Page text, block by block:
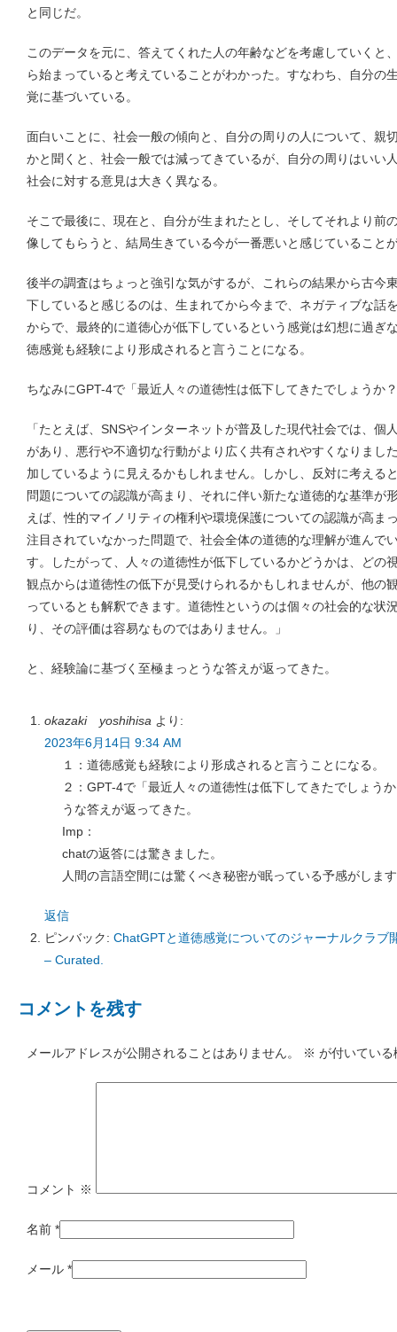
と同じだ。
このデータを元に、答えてくれた人の年齢などを考慮していくと
ら始まっていると考えていることがわかった。すなわち、自分の
覚に基づいている。
面白いことに、社会一般の傾向と、自分の周りの人について、親
かと聞くと、社会一般では減ってきているが、自分の周りはいい
社会に対する意見は大きく異なる。
そこで最後に、現在と、自分が生まれたとし、そしてそれより前
像してもらうと、結局生きている今が一番悪いと感じていること
後半の調査はちょっと強引な気がするが、これらの結果から古今
下していると感じるのは、生まれてから今まで、ネガティブな話
からで、最終的に道徳心が低下しているという感覚は幻想に過ぎ
徳感覚も経験により形成されると言うことになる。
ちなみにGPT-4で「最近人々の道徳性は低下してきたでしょうか
「たとえば、SNSやインターネットが普及した現代社会では、個
があり、悪行や不適切な行動がより広く共有されやすくなりまし
加しているように見えるかもしれません。しかし、反対に考える
問題についての認識が高まり、それに伴い新たな道徳的な基準が
えば、性的マイノリティの権利や環境保護についての認識が高ま
注目されていなかった問題で、社会全体の道徳的な理解が進んで
す。したがって、人々の道徳性が低下しているかどうかは、どの
観点からは道徳性の低下が見受けられるかもしれませんが、他の
っているとも解釈できます。道徳性というのは個々の社会的な状
り、その評価は容易なものではありません。」
と、経験論に基づく至極まっとうな答えが返ってきた。
okazaki yoshihisa より:
2023年6月14日 9:34 AM
１：道徳感覚も経験により形成されると言うことになる。
２：GPT-4で「最近人々の道徳性は低下してきたでしょう
うな答えが返ってきた。
Imp：
chatの返答には驚きました。
人間の言語空間には驚くべき秘密が眠っている予感がしま
返信
ピンバック: ChatGPTと道徳感覚についてのジャーナルクラブ
– Curated.
コメントを残す
メールアドレスが公開されることはありません。 ※ が付いてい
コメント ※
名前 *
メール *